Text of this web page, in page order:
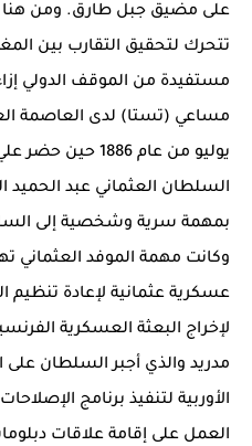
على مضيق جبل طارق. ومن هنا
تتحرك لتحقيق التقارب بين
مستفيدة من الموقف الدولي
مساعي (تستا) لدى العاصمة
يوليو من عام
السلطان العثماني عبد الحميد
بمهمة سرية وشخصية إلى
وكانت مهمة الموفد العثماني
عسكرية عثمانية لإعادة تنظيم
لإخراج البعثة العسكرية
مدريد والذي أجبر السلطان
الأوربية لتنفيذ برنامج
العمل على إقامة علاقات